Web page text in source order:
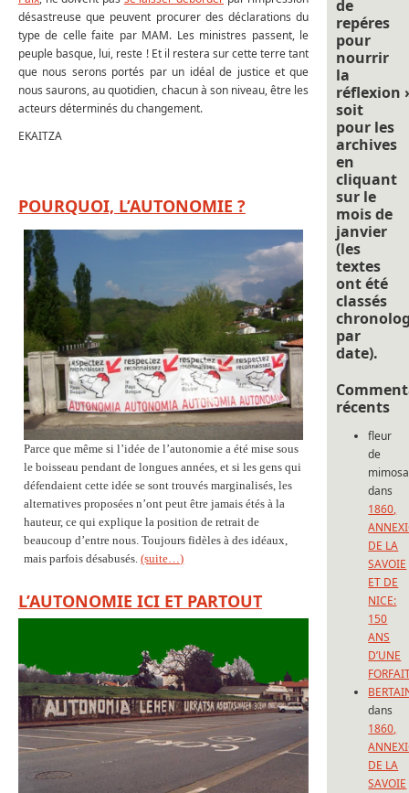
désastreuse que peuvent procurer des déclarations du
type de celle faite par MAM. Les ministres passent, le
peuple basque, lui, reste ! Et il restera sur cette terre tant
que nous serons portés par un idéal de justice et que
nous saurons, au quotidien, chacun à son niveau, être les
acteurs déterminés du changement.
EKAITZA
POURQUOI, L’AUTONOMIE ?
Parce que même si l’idée de l’autonomie a été mise sous
le boisseau pendant de longues années, et si les gens qui
défendaient cette idée se sont trouvés marginalisés, les
alternatives proposées n’ont peut être jamais étés à la
hauteur, ce qui explique la position de retrait de
beaucoup d’entre nous. Toujours fidèles à des idéaux,
mais parfois désabusés.(suite…)
L’AUTONOMIE ICI ET PARTOUT
de
repéres
pour
nourrir
la
réflexion
soit
pour les
archives
en
cliquant
sur le
mois de
janvier
(les
textes
ont été
classés
par
date).
récents
fleur
de
mimosa
dans
1860,
DE LA
SAVOIE
ET DE
NICE:
150
ANS
D’UNE
dans
1860,
DE LA
SAVOIE